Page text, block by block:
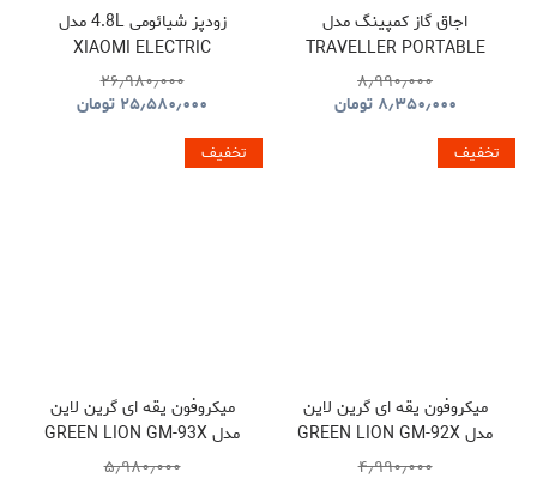
اجاق گاز کمپینگ مدل
TRAVELLER PORTABLE
BBQ HYBQ015
۸٫۹۹۰٫۰۰۰
۸٫۳۵۰٫۰۰۰ تومان
زودپز شیائومی 4.8L مدل
XIAOMI ELECTRIC
PRESSURE COOKER
۲۶٫۹۸۰٫۰۰۰
۲۵٫۵۸۰٫۰۰۰ تومان
تخفیف
میکروفون یقه ای گرین لاین
مدل GREEN LION GM-92X
GNGM92XWMBK
۴٫۹۹۰٫۰۰۰
تخفیف
میکروفون یقه ای گرین لاین
مدل GREEN LION GM-93X
GNGM93XMICBK
۵٫۹۸۰٫۰۰۰